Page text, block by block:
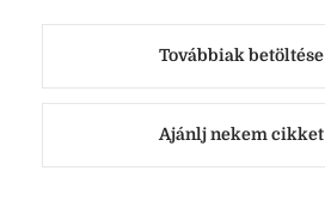
Továbbiak betöltése
Ajánlj nekem cikket